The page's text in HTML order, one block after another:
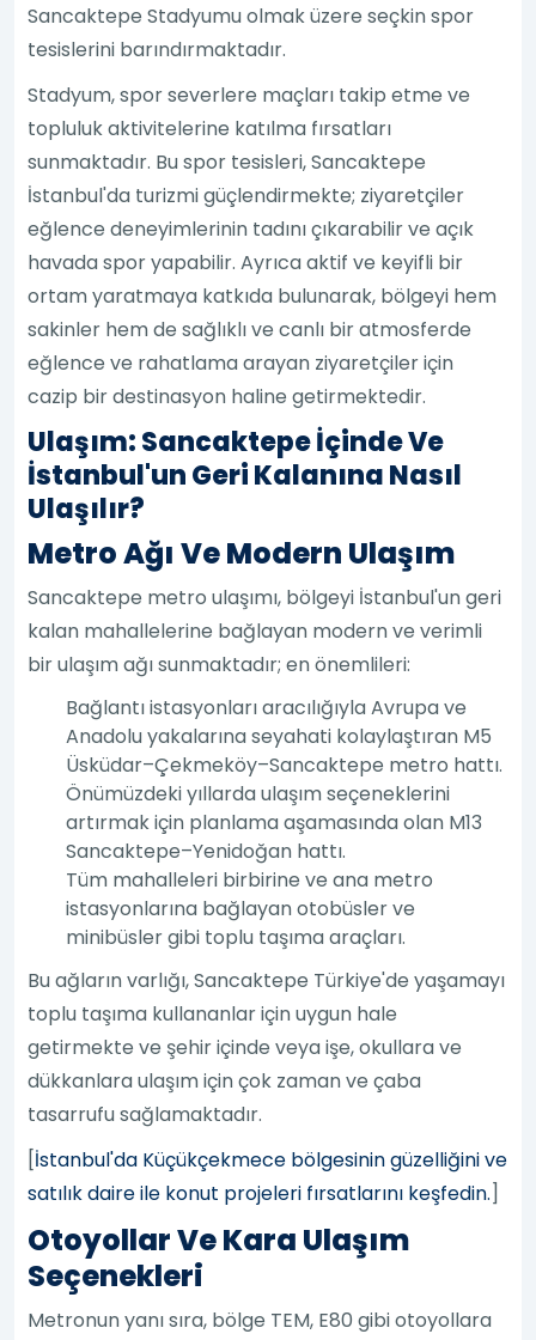
Sancaktepe Stadyumu olmak üzere seçkin spor
tesislerini barındırmaktadır.
Stadyum, spor severlere maçları takip etme ve
topluluk aktivitelerine katılma fırsatları
sunmaktadır. Bu spor tesisleri, Sancaktepe
İstanbul'da turizmi güçlendirmekte; ziyaretçiler
eğlence deneyimlerinin tadını çıkarabilir ve açık
havada spor yapabilir. Ayrıca aktif ve keyifli bir
ortam yaratmaya katkıda bulunarak, bölgeyi hem
sakinler hem de sağlıklı ve canlı bir atmosferde
eğlence ve rahatlama arayan ziyaretçiler için
cazip bir destinasyon haline getirmektedir.
Ulaşım: Sancaktepe İçinde Ve
İstanbul'un Geri Kalanına Nasıl
Ulaşılır?
Metro Ağı Ve Modern Ulaşım
Sancaktepe metro ulaşımı, bölgeyi İstanbul'un geri
kalan mahallelerine bağlayan modern ve verimli
bir ulaşım ağı sunmaktadır; en önemlileri:
Bağlantı istasyonları aracılığıyla Avrupa ve
Anadolu yakalarına seyahati kolaylaştıran M5
Üsküdar–Çekmeköy–Sancaktepe metro hattı.
Önümüzdeki yıllarda ulaşım seçeneklerini
artırmak için planlama aşamasında olan M13
Sancaktepe–Yenidoğan hattı.
Tüm mahalleleri birbirine ve ana metro
istasyonlarına bağlayan otobüsler ve
minibüsler gibi toplu taşıma araçları.
Bu ağların varlığı, Sancaktepe Türkiye'de yaşamayı
toplu taşıma kullananlar için uygun hale
getirmekte ve şehir içinde veya işe, okullara ve
dükkanlara ulaşım için çok zaman ve çaba
tasarrufu sağlamaktadır.
[İstanbul'da Küçükçekmece bölgesinin güzelliğini ve
satılık daire ile konut projeleri fırsatlarını keşfedin.]
Otoyollar Ve Kara Ulaşım
Seçenekleri
Metronun yanı sıra, bölge TEM, E80 gibi otoyollara